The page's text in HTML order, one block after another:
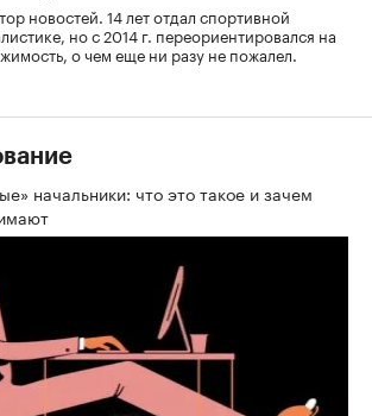
новостей. 14 лет отдал спортивной
но с 2014 г. переориентировался на
о чем еще ни разу не пожалел.
начальники: что это такое и зачем